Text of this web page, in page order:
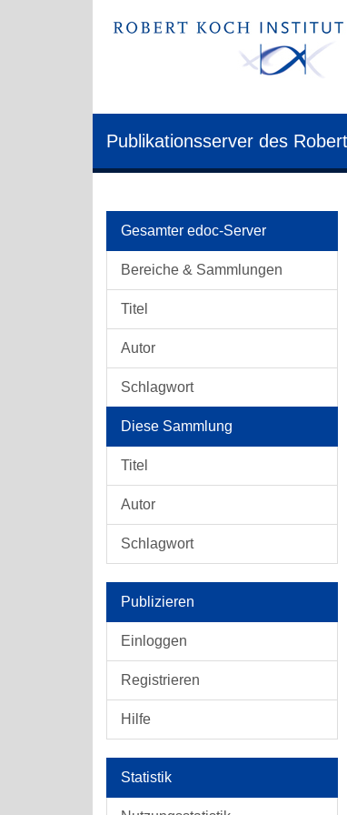
Publikationsserver des
Gesamter edoc-Server
Bereiche & Sammlungen
Titel
Autor
Schlagwort
Diese Sammlung
Titel
Autor
Schlagwort
Publizieren
Einloggen
Registrieren
Hilfe
Statistik